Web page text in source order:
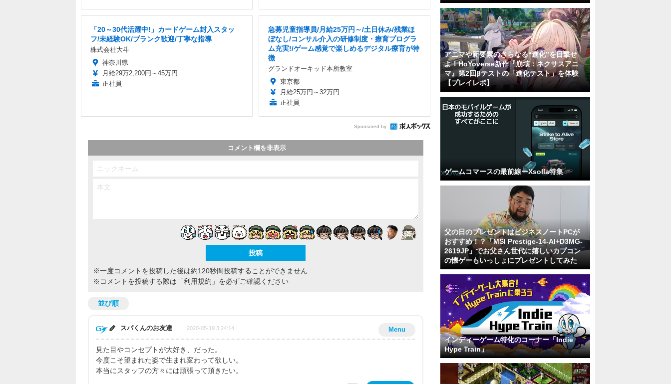
「20～30代活躍中!」カードゲーム封入スタッ
フ/未経験OK/ブランク歓迎/丁寧な指導
株式会社大斗
神奈川県
月給29万2,200円～45万円
正社員
急募児童指導員/月給25万円～/土日休み/残業ほ
ぼなし/コンサル介入の研修制度・療育プログラ
ム充実!/ゲーム感覚で楽しめるデジタル療育が特
徴
グランドオーキッド本所教室
東京都
月給25万円～32万円
正社員
Sponsored by
コメント欄を非表示
※一度コメントを投稿した後は約120秒間投稿することができません
※コメントを投稿する際は 「利用規約」 を必ずご確認ください
並び順
Menu
スパくんのお友達 2020-05-19 3:24:14
見た目やコンセプトが大好き、だった。
今度こそ望まれた姿で生まれ変わって欲しい。
本当にスタッフの方々には頑張って頂きたい。
アニマや新要素のさらなる“進化”を目撃せ
よ！HoYoverse新作『崩壊：ネクサスアニ
マ』第2回βテストの「進化テスト」を体験
【プレイレポ】
ゲームコマースの最前線ーXsolla特集
父の日のプレゼントはビジネスノートPCが
おすすめ！？「MSI Prestige-14-AI+D3MG-
2619JP」でお父さん世代に嬉しいカプコン
の懐ゲーもいっしょにプレゼントしてみた
インディーゲーム特化のコーナー「Indie
Hype Train」